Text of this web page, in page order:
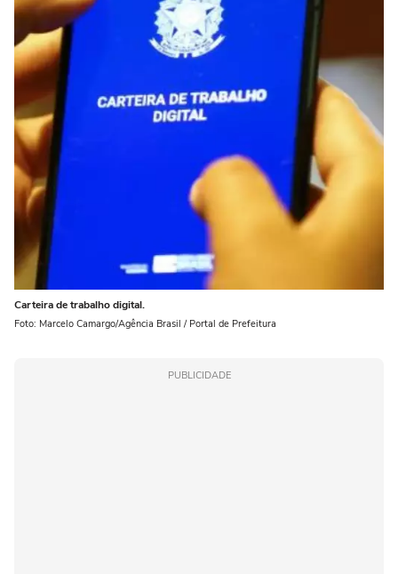
Carteira de trabalho digital.
Foto: Marcelo Camargo/Agência Brasil / Portal de Prefeitura
PUBLICIDADE